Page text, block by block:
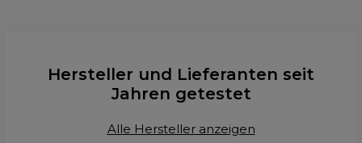
Hersteller und Lieferanten seit
Jahren getestet
Alle Hersteller anzeigen